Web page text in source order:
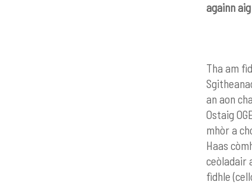
againn
Tha am
an aon
Ostaig
mhòr a
Haas
ceòladair
fìdhle